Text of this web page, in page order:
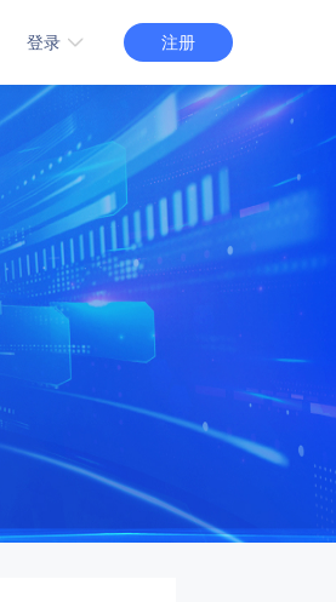
馆管理系统
理系统
室预约管理系统
地租赁系统
绍
登录
2.0版登录
1.0版登录
注册